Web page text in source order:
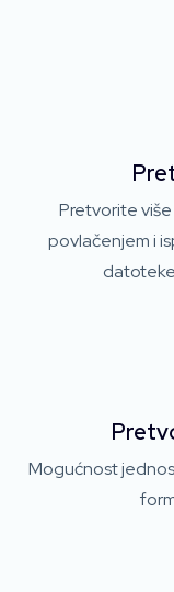
Pretvorite
povlačenjem i
Mogućnost